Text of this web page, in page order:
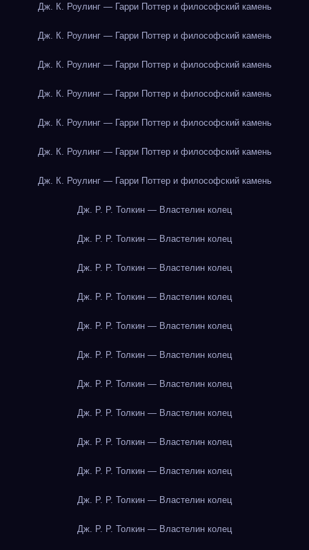
Дж. К. Роулинг — Гарри Поттер и философский камень
Дж. К. Роулинг — Гарри Поттер и философский камень
Дж. К. Роулинг — Гарри Поттер и философский камень
Дж. К. Роулинг — Гарри Поттер и философский камень
Дж. К. Роулинг — Гарри Поттер и философский камень
Дж. К. Роулинг — Гарри Поттер и философский камень
Дж. К. Роулинг — Гарри Поттер и философский камень
Дж. Р. Р. Толкин — Властелин колец
Дж. Р. Р. Толкин — Властелин колец
Дж. Р. Р. Толкин — Властелин колец
Дж. Р. Р. Толкин — Властелин колец
Дж. Р. Р. Толкин — Властелин колец
Дж. Р. Р. Толкин — Властелин колец
Дж. Р. Р. Толкин — Властелин колец
Дж. Р. Р. Толкин — Властелин колец
Дж. Р. Р. Толкин — Властелин колец
Дж. Р. Р. Толкин — Властелин колец
Дж. Р. Р. Толкин — Властелин колец
Дж. Р. Р. Толкин — Властелин колец